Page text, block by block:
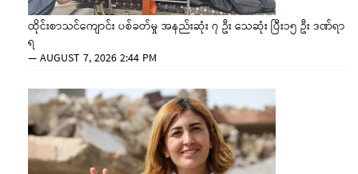
ထိုင်းစာသင်ကျောင်း ပစ်ခတ်မှု အနည်းဆုံး ၇ ဦး သေဆုံး ပြီး၁၅ ဦး ဒဏ်ရာ
ရ
—AUGUST 7, 2026 2:44 PM